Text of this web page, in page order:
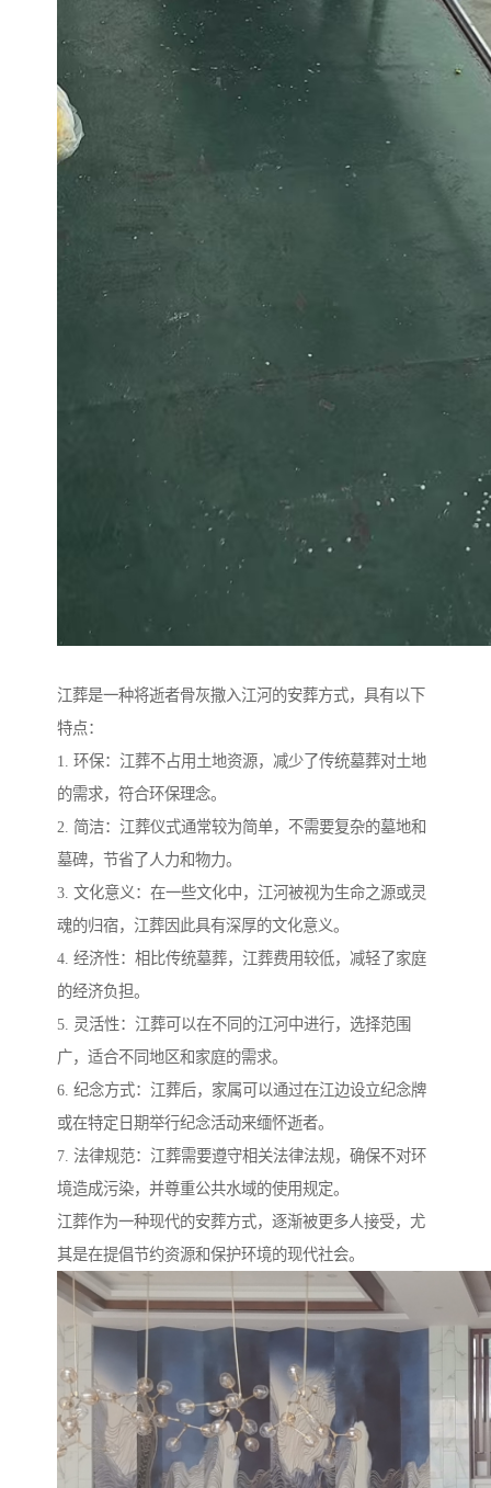
江葬是一种将逝者骨灰撒入江河的安葬方式，具有以下
特点：
1. 环保：江葬不占用土地资源，减少了传统墓葬对土地
的需求，符合环保理念。
2. 简洁：江葬仪式通常较为简单，不需要复杂的墓地和
墓碑，节省了人力和物力。
3. 文化意义：在一些文化中，江河被视为生命之源或灵
魂的归宿，江葬因此具有深厚的文化意义。
4. 经济性：相比传统墓葬，江葬费用较低，减轻了家庭
的经济负担。
5. 灵活性：江葬可以在不同的江河中进行，选择范围
广，适合不同地区和家庭的需求。
6. 纪念方式：江葬后，家属可以通过在江边设立纪念牌
或在特定日期举行纪念活动来缅怀逝者。
7. 法律规范：江葬需要遵守相关法律法规，确保不对环
境造成污染，并尊重公共水域的使用规定。
江葬作为一种现代的安葬方式，逐渐被更多人接受，尤
其是在提倡节约资源和保护环境的现代社会。